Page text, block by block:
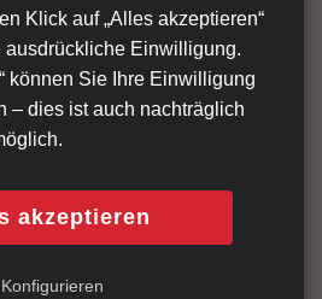
oder saisonale
DIN A1-Poster eine
Gedruckt in lebendigen 4/0
sie scharfe, auffällige Bilder,
ins Auge fallen. Die Poster
Möglichkeit, zeitlich
oder Veranstaltungen zu
Klick auf „Alles akzeptieren“
ausdrückliche Einwilligung.
können Sie Ihre Einwilligung
‒ dies ist auch nachträglich
akzeptieren
Konfigurieren